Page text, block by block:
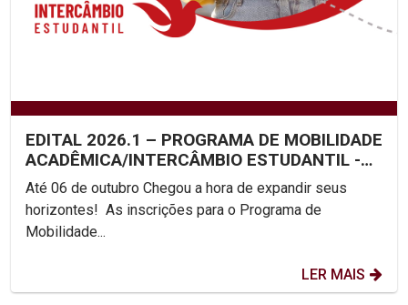
EDITAL 2026.1 – PROGRAMA DE MOBILIDADE
ACADÊMICA/INTERCÂMBIO ESTUDANTIL -
UNICAP
Até 06 de outubro Chegou a hora de expandir seus
horizontes! As inscrições para o Programa de
Mobilidade...
LER MAIS